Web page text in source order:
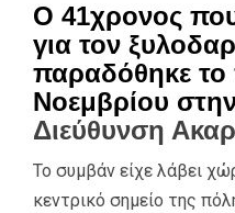
Ο 41χρονος
για τον
παραδόθηκε το
Νοεμβρίου
Διεύθυνση
Το συμβάν είχε λάβει
κεντρικό σημείο της